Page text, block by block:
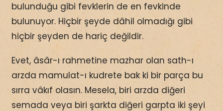
bulunduğu gibi fevklerin de en fevkinde
bulunuyor. Hiçbir şeyde dâhil olmadığı gibi
hiçbir şeyden de hariç değildir.
Evet, âsâr-ı rahmetine mazhar olan sath-ı
arzda mamulat-ı kudrete bak ki bir parça bu
sırra vâkıf olasın. Mesela, biri arzda diğeri
semada veya biri şarkta diğeri garpta iki şeyi